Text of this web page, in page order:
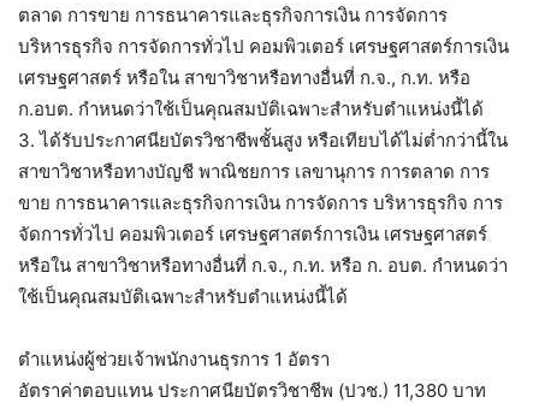
ตลาด การขาย การธนาคารและธุรกิจการเงิน การจัดการ
บริหารธุรกิจ การจัดการทั่วไป คอมพิวเตอร์ เศรษฐศาสตร์การเงิน
เศรษฐศาสตร์ หรือใน สาขาวิชาหรือทางอื่นที่ ก.จ., ก.ท. หรือ
ก.อบต. กำหนดว่าใช้เป็นคุณสมบัติเฉพาะสำหรับตำแหน่งนี้ได้
3. ได้รับประกาศนียบัตรวิชาชีพชั้นสูง หรือเทียบได้ไม่ต่ำกว่านี้ใน
สาขาวิชาหรือทางบัญชี พาณิชยการ เลขานุการ การตลาด การ
ขาย การธนาคารและธุรกิจการเงิน การจัดการ บริหารธุรกิจ การ
จัดการทั่วไป คอมพิวเตอร์ เศรษฐศาสตร์การเงิน เศรษฐศาสตร์
หรือใน สาขาวิชาหรือทางอื่นที่ ก.จ., ก.ท. หรือ ก. อบต. กำหนดว่า
ใช้เป็นคุณสมบัติเฉพาะสำหรับตำแหน่งนี้ได้
ตำแหน่งผู้ช่วยเจ้าพนักงานธุรการ 1 อัตรา
อัตราค่าตอบแทน ประกาศนียบัตรวิชาชีพ (ปวช.) 11,380 บาท